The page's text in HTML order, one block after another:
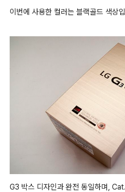
이번에 사용한 컬러는 블랙골드 색상
G3 박스 디자인과 완전 동일하며,